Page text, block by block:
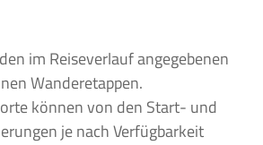
im Reiseverlauf angegebenen
Wanderetappen.
können von den Start- und
je nach Verfügbarkeit